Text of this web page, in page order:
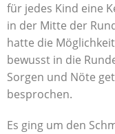
für jedes Kind eine
in der Mitte der
hatte die
bewusst in die
Sorgen und Nöte
besprochen.
Es ging um den